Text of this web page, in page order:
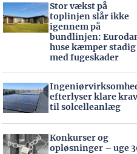
Stor vækst på
toplinjen slår ikke
igennem på
bundlinjen:
huse kæmper stadig
med fugeskader
efterlyser klare krav
til solcelleanlæg
Konkurser og
opløsninger – uge